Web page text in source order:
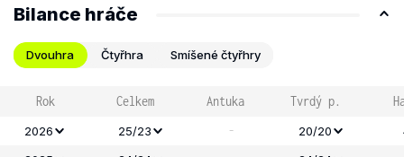
Bilance hráče
Dvouhra Čtyřhra Smíšené čtyřhry
Rok Celkem Antuka Tvrdý p.
2026 25/23 - 20/20